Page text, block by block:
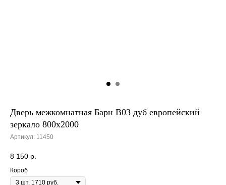
Дверь межкомнатная Барн B03 дуб европейский
зеркало 800х2000
Артикул: 11450
8 150 р.
Короб